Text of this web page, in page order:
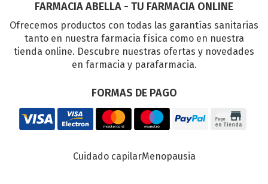
FARMACIA ABELLA - TU FARMACIA ONLINE
Ofrecemos productos con todas las garantías sanitarias
tanto en nuestra farmacia física como en nuestra
tienda online. Descubre nuestras ofertas y novedades
en farmacia y parafarmacia.
FORMAS DE PAGO
Cuidado capilarMenopausia